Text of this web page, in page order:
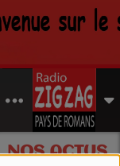
NOS ACTUS
Sud Drôme !